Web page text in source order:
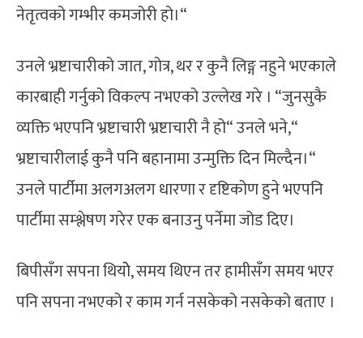
नेतृत्वको गम्भीर कमजोरी हो।“
उनले भ्रष्टाचारीको जात, गोत्र, थर र कुनै लिङ्ग नहुने भएकाले
कारबाही गर्नुको विकल्प नभएको उल्लेख गरे । “जुनसुकै
व्यक्ति भएपनि भ्रष्टाचारी भ्रष्टाचारी नै हो“ उनले भने,“
भ्रष्टाचारीलाई कुनै पनि बहानामा उन्मुक्ति दिन मिल्दैन।“
उनले पार्टीमा अलगअलग धारणा र दृष्टिकोण हुने भएपनि
पार्टीमा सम्श्लेषण गरेर एक बनाउनु पर्नेमा जोड दिए।
बिपीसँग सपना थियोे, समय थिएन तर हामीसँग समय भएर
पनि सपना नभएको र काम गर्न नसकेको नसकेको बताए ।